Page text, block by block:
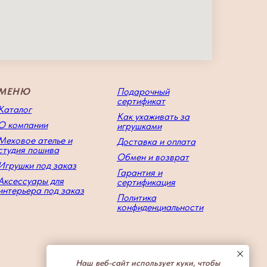
Наш веб-сайт использует куки, чтобы
компании
ателье и
пошива
под заказ
для
под заказ
Подарочный
сертификат
Как ухаживать за
игрушками
Доставка и оплата
Обмен и возврат
Гарантия и
сертификация
Политика
конфиденциальности